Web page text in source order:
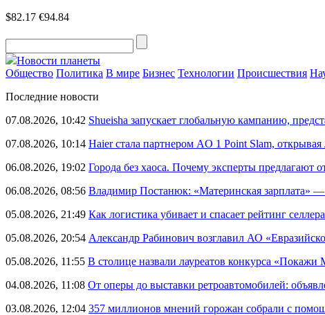
$82.17 €94.84
Новости планеты
Общество Политика В мире Бизнес Технологии Происшествия
Последние новости
07.08.2026, 10:42 Shueisha запускает глобальную кампанию,
07.08.2026, 10:14 Haier стала партнером AO 1 Point Slam,
06.08.2026, 19:02 Города без хаоса. Почему эксперты предлагают
06.08.2026, 08:56 Владимир Постанюк: «Материнская зарплата»
05.08.2026, 21:49 Как логистика убивает и спасает рейтинг
05.08.2026, 20:54 Александр Рабинович возглавил АО
05.08.2026, 11:55 В столице назвали лауреатов конкурса «Покажи
04.08.2026, 11:08 От оперы до выставки ретроавтомобилей:
03.08.2026, 12:04 357 миллионов мнений горожан собрали с